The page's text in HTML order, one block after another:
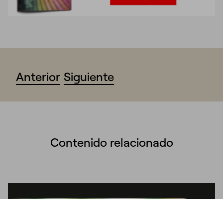
Anterior Siguiente
Contenido relacionado